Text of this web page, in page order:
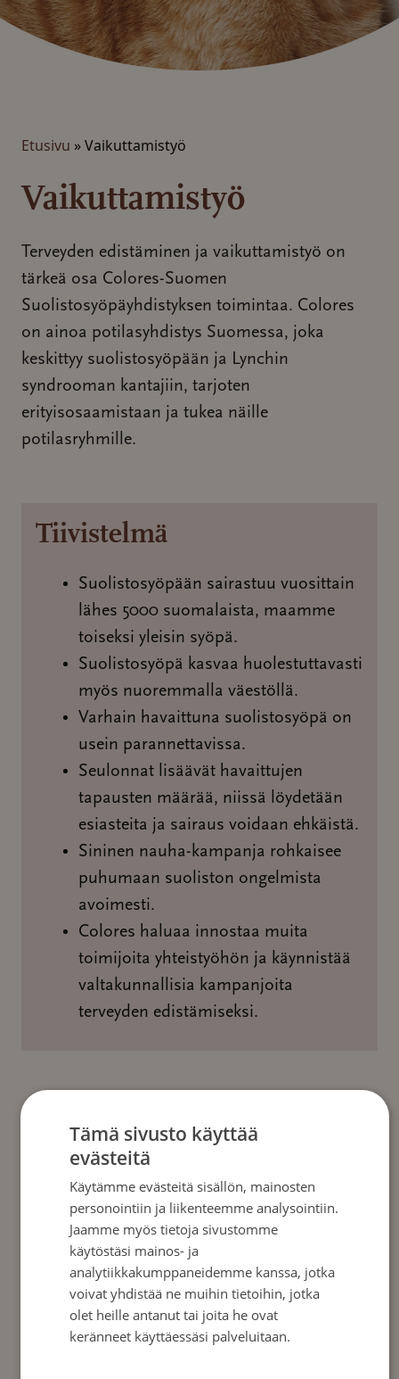
Etusivu »Vaikuttamistyö
Vaikuttamistyö
Terveyden edistäminen ja vaikuttamistyö on
tärkeä osa Colores-Suomen
Suolistosyöpäyhdistyksen toimintaa. Colores
on ainoa potilasyhdistys Suomessa, joka
keskittyy suolistosyöpään ja Lynchin
syndrooman kantajiin, tarjoten
erityisosaamistaan ja tukea näille
potilasryhmille.
Tiivistelmä
Suolistosyöpään sairastuu vuosittain
lähes 5000 suomalaista, maamme
toiseksi yleisin syöpä.
Suolistosyöpä kasvaa huolestuttavasti
myös nuoremmalla väestöllä.
Varhain havaittuna suolistosyöpä on
usein parannettavissa.
Seulonnat lisäävät havaittujen
tapausten määrää, niissä löydetään
esiasteita ja sairaus voidaan ehkäistä.
Sininen nauha-kampanja rohkaisee
puhumaan suoliston ongelmista
avoimesti.
Colores haluaa innostaa muita
toimijoita yhteistyöhön ja käynnistää
valtakunnallisia kampanjoita
terveyden edistämiseksi.
Yhteistyöt ja sidosryhmät
Suolistosyöpään sairastuu vuosittain jo lähes
5000 henkilöä ja ilmaantuvuus on kasvussa,
Suomen toiseksi yleisin syöpä sekä naisilla että
miehillä. Suolistosyöpää voidaan ehkäistä
osallistumalla seulontoihin ja
tähystystutkimuksiin ja sairaus on
parannettavissa, mikäli kasvain löytyy
Tämä sivusto käyttää
evästeitä
Käytämme evästeitä sisällön, mainosten
personointiin ja liikenteemme analysointiin.
Jaamme myös tietoja sivustomme
käytöstäsi mainos- ja
analytiikkakumppaneidemme kanssa, jotka
voivat yhdistää ne muihin tietoihin, jotka
olet heille antanut tai joita he ovat
keränneet käyttäessäsi palveluitaan.